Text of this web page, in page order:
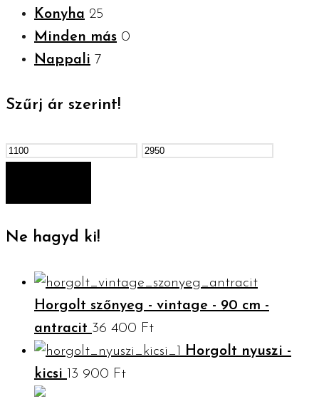
Konyha 25
Minden más 0
Nappali 7
Szűrj ár szerint!
Min
Max
Ne hagyd ki!
Horgolt szőnyeg - vintage - 90 cm -
antracit 36 400 Ft
Horgolt nyuszi -
kicsi 13 900 Ft